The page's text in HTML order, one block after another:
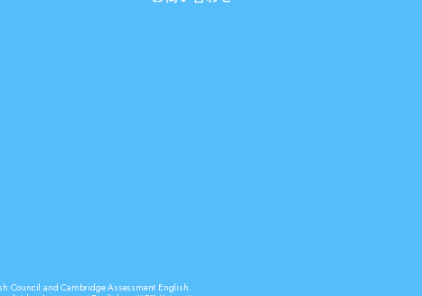
Council and Cambridge Assessment English.